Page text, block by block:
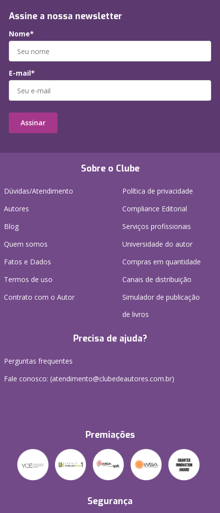
Sobre o Clube
Dúvidas/Atendimento
Autores
Blog
Quem somos
Fatos e Dados
Termos de uso
Contrato com o Autor
Política de privacidade
Compliance Editorial
Serviços profissionais
Universidade do autor
Compras em quantidade
Canais de distribuição
Simulador de publicação
de livros
Precisa de ajuda?
Perguntas frequentes
Fale conosco: (atendimento@clubedeautores.com.br)
Premiações
Segurança
Assine a nossa newsletter
Nome*
E-mail*
Assinar